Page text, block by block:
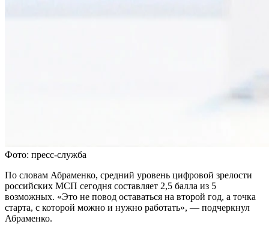
Фото: пресс-служба
По словам Абраменко, средний уровень цифровой зрелости
российских МСП сегодня составляет 2,5 балла из 5
возможных. «Это не повод оставаться на второй год, а точка
старта, с которой можно и нужно работать», — подчеркнул
Абраменко.